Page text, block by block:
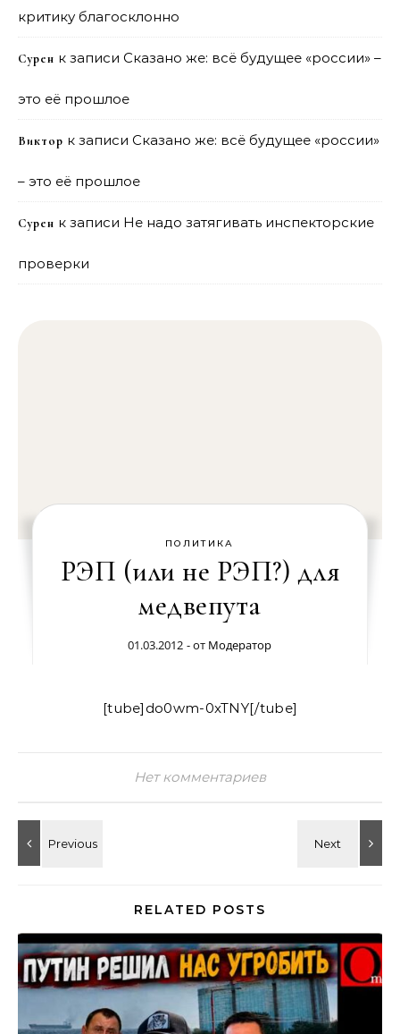
критику благосклонно
Сурен к записи Сказано же: всё будущее «россии» –
это её прошлое
Виктор к записи Сказано же: всё будущее «россии»
– это её прошлое
Сурен к записи Не надо затягивать инспекторские
проверки
ПОЛИТИКА
РЭП (или не РЭП?) для
медвепута
01.03.2012 - от Модератор
[tube]do0wm-0xTNY[/tube]
Нет комментариев
RELATED POSTS